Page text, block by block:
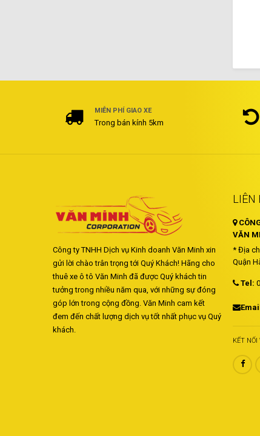
MIỄN PHÍ GIAO XE
Trong bán kính 5km
Công ty TNHH Dịch vụ Kinh doanh Văn Minh xin
gửi lời chào trân trọng tới Quý Khách! Hãng cho
thuê xe ô tô Văn Minh đã được Quý khách tin
tưởng trong nhiều năm qua, với những sự đóng
góp lớn trong cộng đồng. Văn Minh cam kết
đem đến chất lượng dịch vụ tốt nhất phục vụ Quý
khách.
LIÊN
VĂN
* Địa
Quận
Tel:
KẾT NỐI